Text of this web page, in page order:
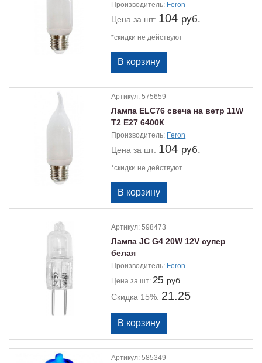
Производитель: Feron
Цена за шт: 104 руб.
*скидки не действуют
Артикул:575659
Лампа ELС76 свеча на ветр 11W
Т2 Е27 6400К
Производитель: Feron
Цена за шт: 104 руб.
*скидки не действуют
Артикул:598473
Лампа JC G4 20W 12V супер
белая
Производитель: Feron
Цена за шт:25 руб.
Скидка 15%: 21.25
Артикул:585349